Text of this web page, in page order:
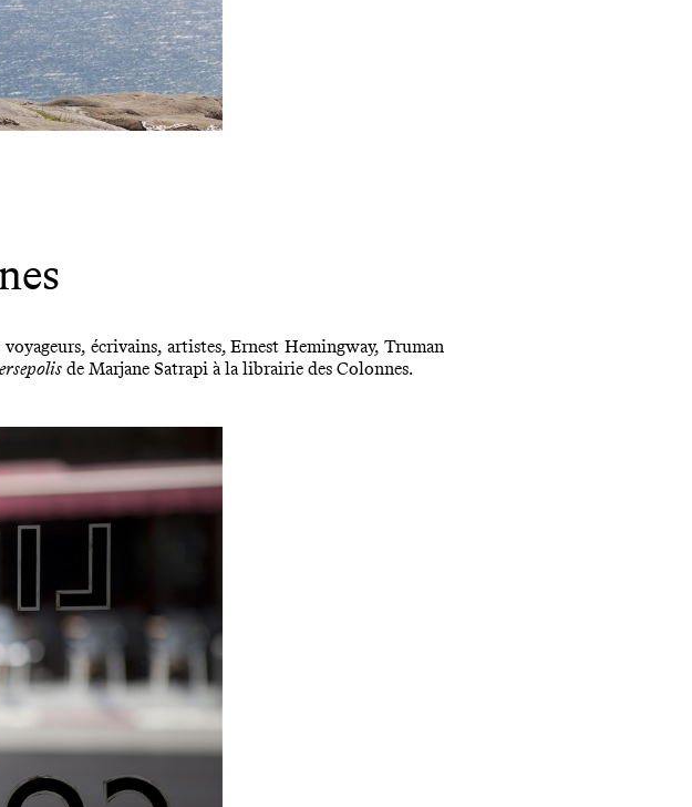
écrivains, artistes, Ernest Hemingway, Truman
de Marjane Satrapi à la librairie des Colonnes.